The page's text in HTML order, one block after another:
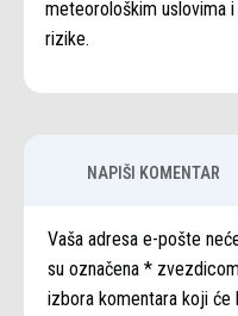
meteorološkim uslovima
rizike.
NAPIŠI KOMENTAR
Vaša adresa e-pošte
su označena *
izbora komentara koji će